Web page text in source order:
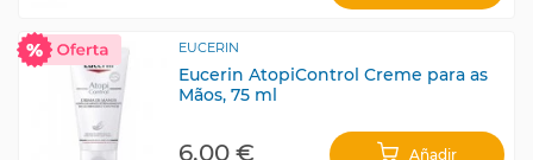
EUCERIN
Eucerin AtopiControl Creme para as
Mãos, 75 ml
6,00 € Añadir